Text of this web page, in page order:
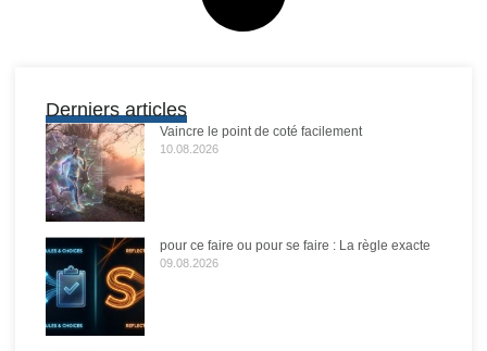
Derniers articles
Vaincre le point de coté facilement
10.08.2026
pour ce faire ou pour se faire : La règle exacte
09.08.2026